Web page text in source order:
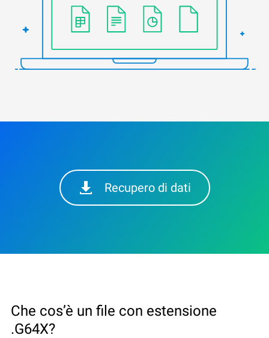
Recupero di dati
Che cos’è un file con estensione
.G64X?